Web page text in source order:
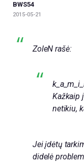
BWS54
2015-05-21
ZoleN rašė:
Kažkaip
netikiu,
Jei įdėtų
didelė